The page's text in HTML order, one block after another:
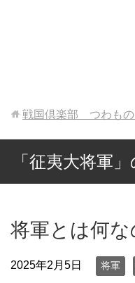
戦国倶楽部 つわもの
「征夷大将軍
将軍とは何な
2025年2月5日 将軍